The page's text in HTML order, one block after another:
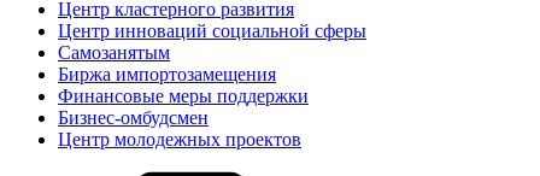
Центр кластерного развития
Центр инноваций социальной сферы
Cамозанятым
Биржа импортозамещения
Финансовые меры поддержки
Бизнес-омбудсмен
Центр молодежных проектов